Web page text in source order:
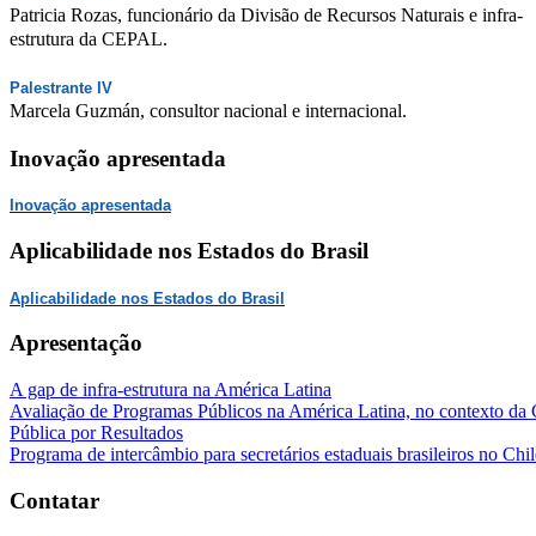
Patricia Rozas, funcionário da Divisão de Recursos Naturais e infra-
estrutura da CEPAL.
Palestrante IV
Marcela Guzmán, consultor nacional e internacional.
Inovação apresentada
Inovação apresentada
Aplicabilidade nos Estados do Brasil
Aplicabilidade nos Estados do Brasil
Apresentação
A gap de infra-estrutura na América Latina
Avaliação de Programas Públicos na América Latina, no contexto da
Pública por Resultados
Programa de intercâmbio para secretários estaduais brasileiros no
Contatar